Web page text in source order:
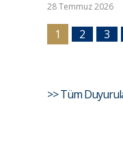
28 Temmuz 2026
1 2 3
>> Tüm